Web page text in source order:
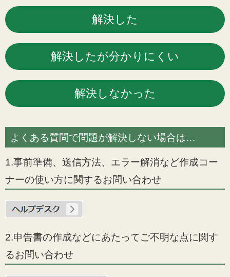
よくある質問で問題が解決しない場合は…
1.事前準備、送信方法、エラー解消など作成コー
ナーの使い方に関するお問い合わせ
2.申告書の作成などにあたってご不明な点に関す
るお問い合わせ